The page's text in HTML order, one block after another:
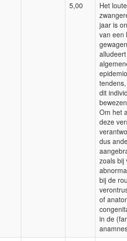
5,00
Het
jaar is
van een
dit
Om het
deze
dus
zoals bij
bij de
of
in de